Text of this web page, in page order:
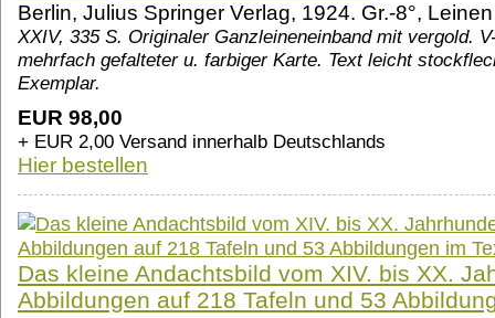
Berlin, Julius Springer Verlag, 1924. Gr.-8°, Leinen
XXIV, 335 S. Originaler Ganzleineneinband mit vergold.
mehrfach gefalteter u. farbiger Karte. Text leicht
Exemplar.
EUR 98,00
+ EUR 2,00 Versand innerhalb Deutschlands
Hier bestellen
Das kleine Andachtsbild vom XIV. bis XX.
Abbildungen auf 218 Tafeln und 53